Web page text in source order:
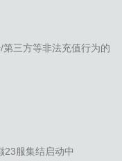
第三方等非法充值行为的
23服集结启动中